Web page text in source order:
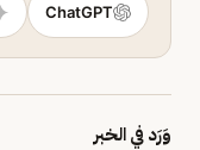
ChatGPT
وَرَد في الخبر